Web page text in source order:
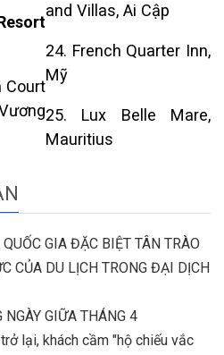
Court
and Villas, Ai Cập
24. French Quarter Inn,
Mỹ
25. Lux Belle Mare,
Mauritius
GIA ĐẶC BIỆT TÂN TRÀO
CỦA DU LỊCH TRONG ĐẠI DỊCH
GIỮA THÁNG 4
lại, khách cầm "hộ chiếu vắc